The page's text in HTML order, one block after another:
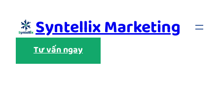
content Syntellix Marketing
Tư vấn ngay